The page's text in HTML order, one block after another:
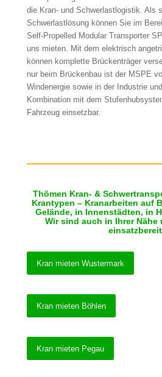
die Kran- und Schwerlastlogistik. Als
Schwerlastlösung können Sie im
Self-Propelled Modular Transporter
uns mieten. Mit dem elektrisch
können komplette Brückenträger
nur beim Brückenbau ist der MSPE
Windenergie sowie in der Industrie
Kombination mit dem
Fahrzeug einsetzbar.
Thömen Kran- &
Krantypen – Kranarbeiten auf
Gelände, in Innenstädten, in
Wir sind auch in Ihrer
Kran mieten Wustermark
Kran mieten Böhlen
Kran mieten Pegau